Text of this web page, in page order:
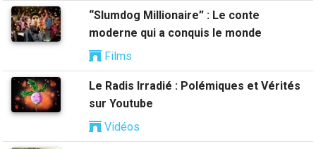
“Slumdog Millionaire” : Le conte
moderne qui a conquis le monde
Films
Le Radis Irradié : Polémiques et Vérités
sur Youtube
Vidéos